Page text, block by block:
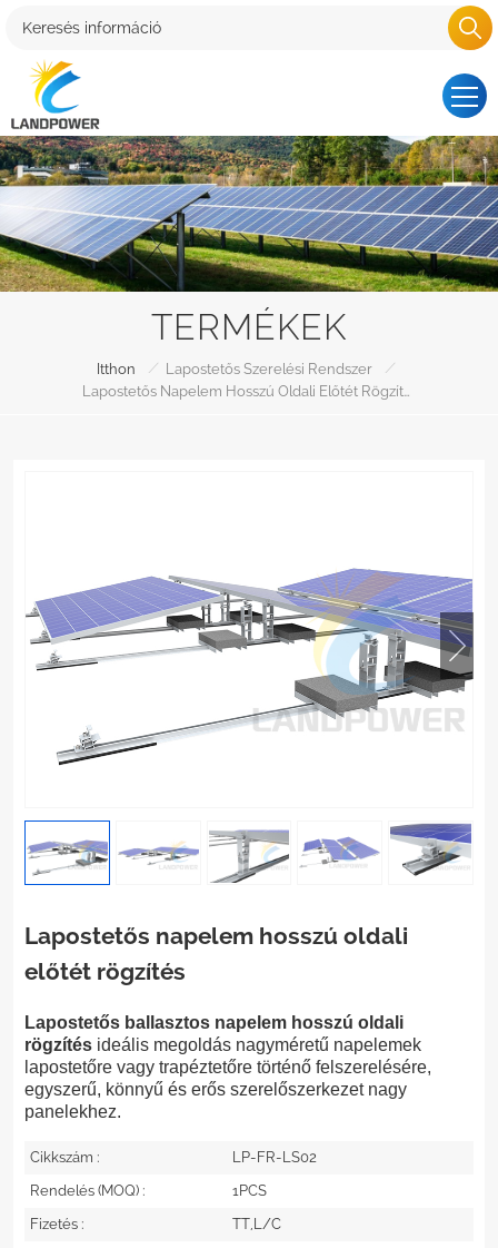
TERMÉKEK
Itthon / Lapostetős Szerelési Rendszer
/
Lapostetős napelem hosszú oldali
előtét rögzítés
Lapostetős ballasztos napelem hosszú oldali
rögzítés ideális megoldás nagyméretű napelemek
lapostetőre vagy trapéztetőre történő felszerelésére,
egyszerű, könnyű és erős szerelőszerkezet nagy
panelekhez.
Cikkszám :
LP-FR-LS02
Rendelés (MOQ) :
1PCS
Fizetés :
TT,L/C